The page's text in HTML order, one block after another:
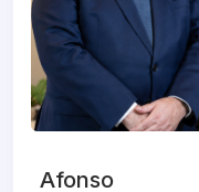
Afonso